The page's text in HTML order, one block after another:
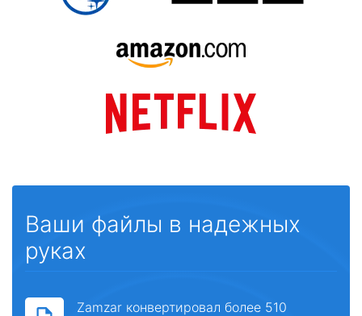
Ваши файлы в надежных
руках
Zamzar конвертировал более 510